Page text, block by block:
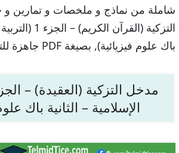
شاملة من نماذج و ملخصات و تمارين
التزكية (القرآن
باك علوم فيزيائية), بصيغة PDF جاهزة للتحميل .
الإسلامية – الثانية باك